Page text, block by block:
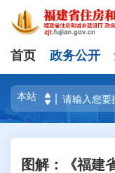
首页 政务公开
图解：《福建